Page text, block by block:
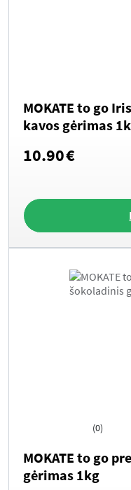
MOKATE to go
kavos gėrimas
10.90€
(0)
MOKATE to go
gėrimas 1kg